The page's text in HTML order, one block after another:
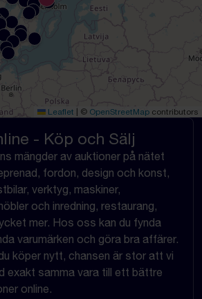
Leaflet © OpenStreetMap contributors
- Köp och Sälj
mängder av auktioner på nätet
fordon, design och konst,
verktyg, maskiner,
och inredning, restaurang,
mer. Hos oss kan du fynda
varumärken och göra bra affärer.
köper nytt, chansen är stor att vi
exakt samma vara till ett bättre
online.